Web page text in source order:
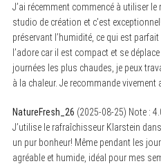
J’ai récemment commencé à utiliser
studio de création et c’est
préservant l’humidité, ce qui est
l’adore car il est compact et se
journées les plus chaudes, je peux
à la chaleur. Je recommande vivement
NatureFresh_26 (2025-08-25) Note :
J’utilise le rafraîchisseur Klarstein
un pur bonheur! Même pendant les
agréable et humide, idéal pour mes